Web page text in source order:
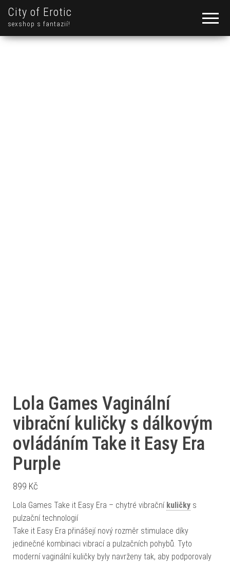
City of Erotic
sexshop s fantazií!
Lola Games Vaginální
vibrační kuličky s dálkovým
ovládáním Take it Easy Era
Purple
899 Kč
Lola Games Take it Easy Era – chytré vibrační kuličky s
pulzační technologií
Take it Easy Era přinášejí nový rozměr stimulace díky
jedinečné kombinaci vibrací a pulzačních pohybů. Tyto
moderní vaginální kuličky byly navrženy tak, aby podporovaly